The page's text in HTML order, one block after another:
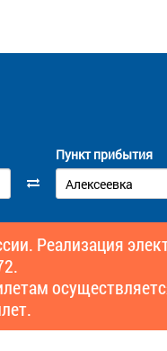
Пункт прибытия
Реализация